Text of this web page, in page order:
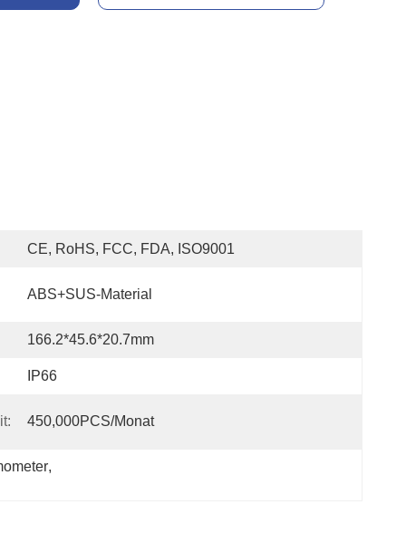
CE, RoHS, FCC, FDA, ISO9001
ABS+SUS-Material
166.2*45.6*20.7mm
IP66
450,000PCS/Monat
,